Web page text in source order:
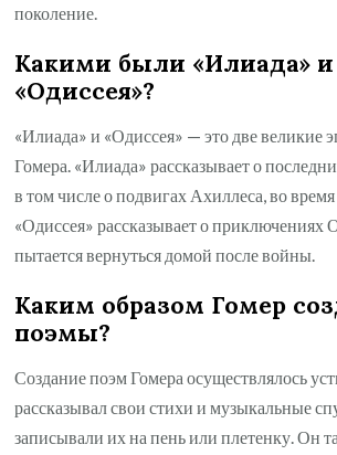
поколение.
Какими были «Илиада» и
«Одиссея»?
«Илиада» и «Одиссея» — это две великие
Гомера. «Илиада» рассказывает о
в том числе о подвигах Ахиллеса, во
«Одиссея» рассказывает о приключениях
пытается вернуться домой после войны.
Каким образом Гомер
поэмы?
Создание поэм Гомера осуществлялось
рассказывал свои стихи и музыкальные
записывали их на пень или плетенку. Он